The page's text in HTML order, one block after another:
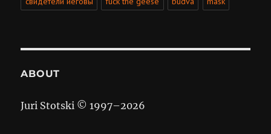
ABOUT
Juri Stotski © 1997–2026